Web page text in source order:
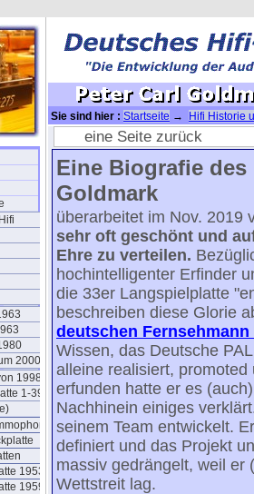
2000
1998
1-39
1953
1959
Sie sind hier : Startseite →
Hifi Historie
Goldmark 1906-1977
eine Seite zurück
Eine Biografie des
Goldmark
überarbeitet im Nov. 2019
sehr oft geschönt und
Ehre zu verteilen.
hochintelligenter Erfinder
die 33er Langspielplatte
beschreiben diese Glorie
deutschen
Wissen, das Deutsche
alleine realisiert,
erfunden hatte er es
Nachhinein einiges
seinem Team entwickelt.
definiert und das Projekt
massiv gedrängelt, weil er
Wettstreit lag.